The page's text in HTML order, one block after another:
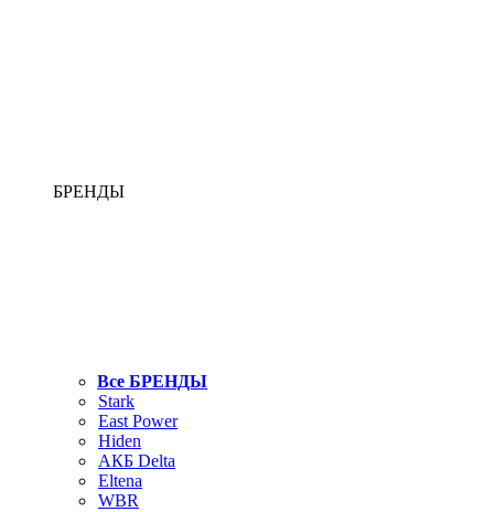
БРЕНДЫ
Все БРЕНДЫ
Stark
East Power
Hiden
АКБ Delta
Eltena
WBR